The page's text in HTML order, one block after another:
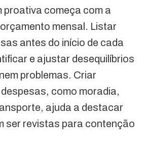
proativa começa com a
mensal. Listar
antes do início de cada
e ajustar desequilíbrios
problemas. Criar
como moradia,
ajuda a destacar
ser revistas para contenção